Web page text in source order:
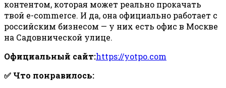
контентом, которая может реально прокачать
твой e-commerce. И да, она официально работает с
российским бизнесом — у них есть офис в Москве
на Садовнической улице.
Официальный сайт:https://yotpo.com
✅ Что понравилось: